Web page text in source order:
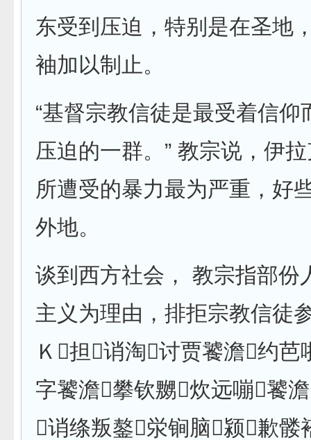
东受到压迫，特别是在圣地
袖加以制止。
“基督宗教信徒是最受着信仰
压迫的一群。” 教宗说，伊
所遭受的暴力最为严重，好
外地。
谈到西方社会， 教宗指部份
主义为理由，排拒宗教信徒
Ｋ担诮淘讨贾饕澹约芭
字饕澹攀钦嬲炊远嘣饕
诮绦叛鏊泶锏脑颍歉髅